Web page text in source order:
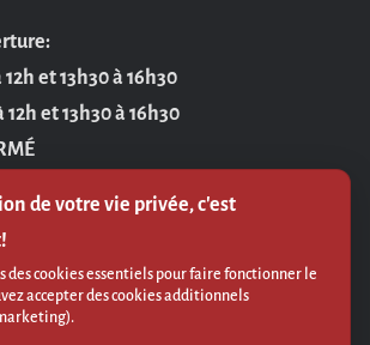
et 13h30 à 16h30
et 13h30 à 16h30
à 12h
de votre vie privée, c'est
des cookies essentiels pour faire fonctionner le
accepter des cookies additionnels